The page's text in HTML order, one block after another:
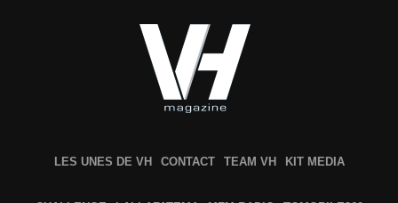
LES UNES DE VH CONTACT TEAM VH KIT MEDIA